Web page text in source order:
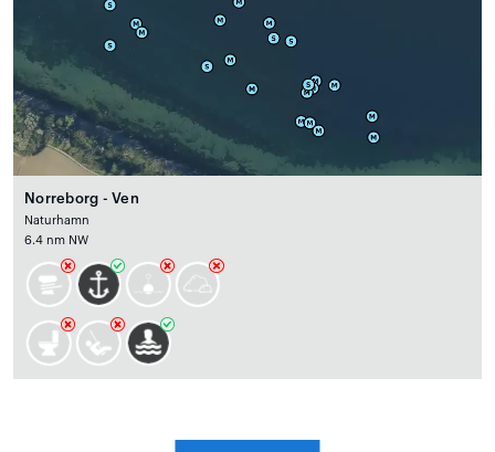
Norreborg - Ven
Naturhamn
6.4 nm NW